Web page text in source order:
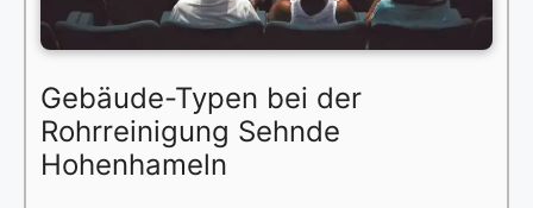
Gebäude-Typen bei der
Rohrreinigung Sehnde
Hohenhameln